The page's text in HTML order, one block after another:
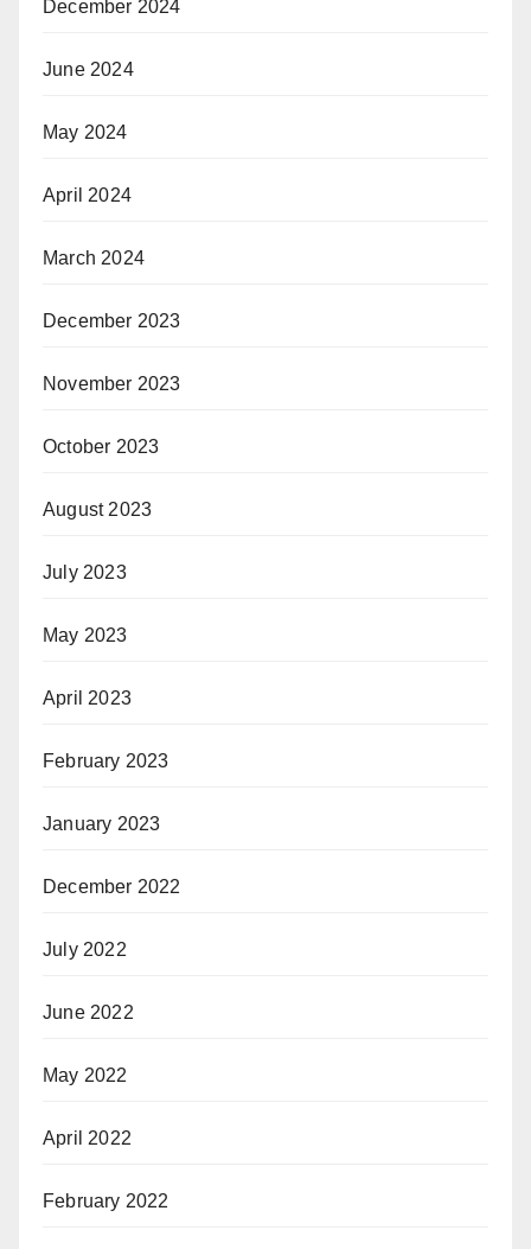
December 2024
June 2024
May 2024
April 2024
March 2024
December 2023
November 2023
October 2023
August 2023
July 2023
May 2023
April 2023
February 2023
January 2023
December 2022
July 2022
June 2022
May 2022
April 2022
February 2022